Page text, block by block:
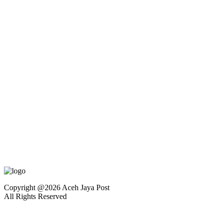
Copyright @2026 Aceh Jaya Post
All Rights Reserved